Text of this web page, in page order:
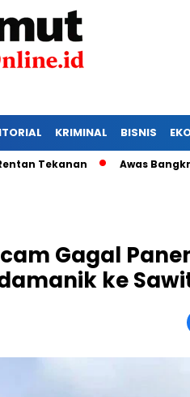
KRIMINAL BISNIS
Awas Bangkrut!
Gagal
ke